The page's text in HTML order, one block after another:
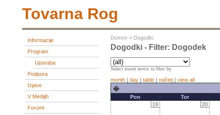
Tovarna Rog
Informacije
Program
Uporaba
Podpora
Izjave
V Medijih
Forumi
Domov » Dogodki
Dogodki - Filter: Dogodek
Select event terms to filter by
month | day | table | naštej | view all
�
Pon
Tor
19
20